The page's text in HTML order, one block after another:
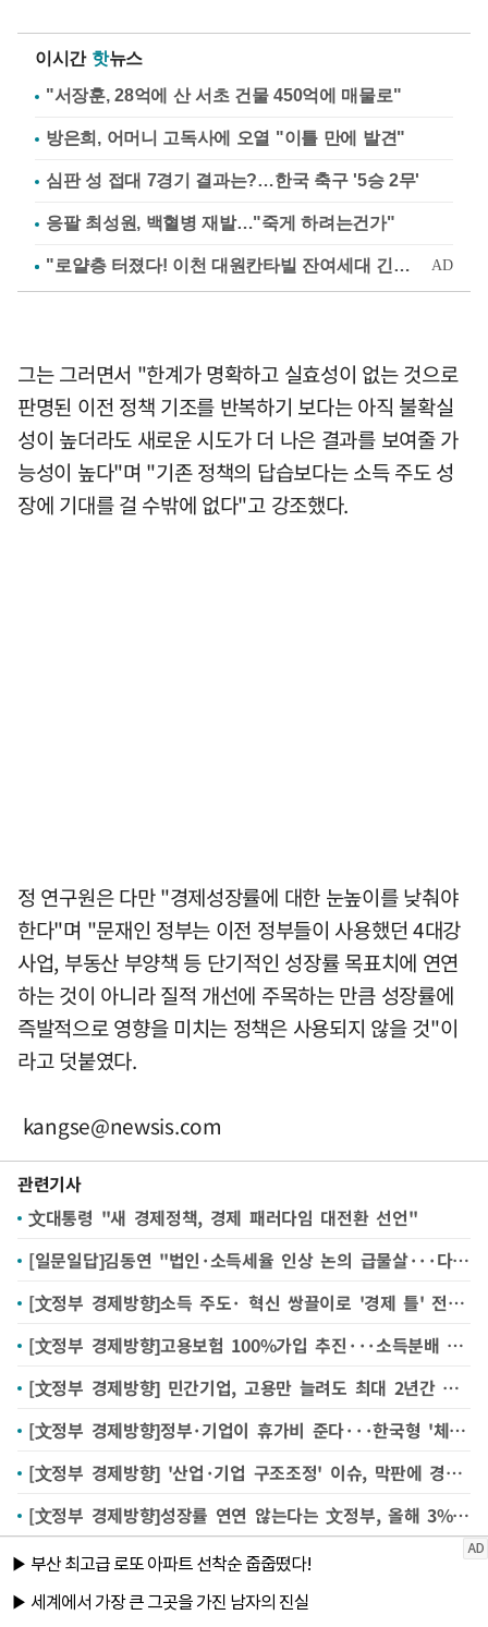
이시간 핫뉴스
"서장훈, 28억에 산 서초 건물 450억에 매물로"
방은희, 어머니 고독사에 오열 "이틀 만에 발견"
심판 성 접대 7경기 결과는?…한국 축구 '5승 2무'
응팔 최성원, 백혈병 재발…"죽게 하려는건가"
그는 그러면서 "한계가 명확하고 실효성이 없는 것으로
판명된 이전 정책 기조를 반복하기 보다는 아직 불확실
성이 높더라도 새로운 시도가 더 나은 결과를 보여줄 가
능성이 높다"며 "기존 정책의 답습보다는 소득 주도 성
장에 기대를 걸 수밖에 없다"고 강조했다.
정 연구원은 다만 "경제성장률에 대한 눈높이를 낮춰야
한다"며 "문재인 정부는 이전 정부들이 사용했던 4대강
사업, 부동산 부양책 등 단기적인 성장률 목표치에 연연
하는 것이 아니라 질적 개선에 주목하는 만큼 성장률에
즉발적으로 영향을 미치는 정책은 사용되지 않을 것"이
라고 덧붙였다.
kangse@newsis.com
관련기사
文대통령 "새 경제정책, 경제 패러다임 대전환 선언"
[일문일답]김동연 "법인·소득세율 인상 논의 급물살···다음달 2일 세제개편안 발표"
[文정부 경제방향]소득 주도· 혁신 쌍끌이로 '경제 틀' 전환···저성장·양극화 넘는다
[文정부 경제방향]고용보험 100%가입 추진···소득분배 OECD 평균 수준으로
[文정부 경제방향] 민간기업, 고용만 늘려도 최대 2년간 세금감면
[文정부 경제방향]정부·기업이 휴가비 준다···한국형 '체크바캉스' 도입
[文정부 경제방향] '산업·기업 구조조정' 이슈, 막판에 경방 삽입···왜?
[文정부 경제방향]성장률 연연 않는다는 文정부, 올해 3% 전망 배경은?